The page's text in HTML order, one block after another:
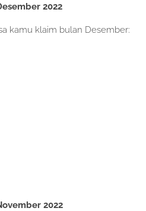
2022
kamu klaim bulan Desember:
2022